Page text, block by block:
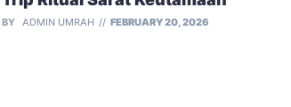
BY ADMIN UMRAH FEBRUARY 20, 2026